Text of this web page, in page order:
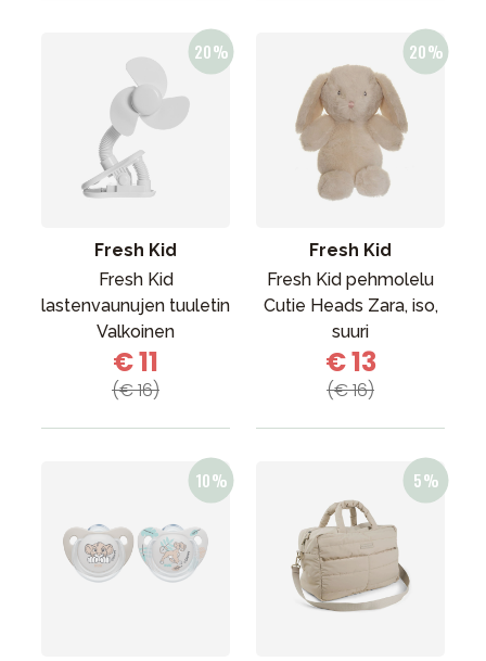
Fresh Kid
Fresh Kid
lastenvaunujen tuuletin
Valkoinen
€ 11
(€ 16)
Fresh Kid
Fresh Kid pehmolelu
Cutie Heads Zara, iso,
suuri
€ 13
(€ 16)